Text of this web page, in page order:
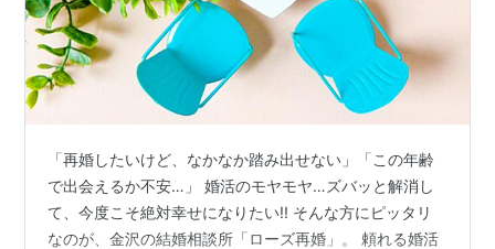
「再婚したいけど、なかなか踏み出せない」「この年齢
で出会えるか不安…」 婚活のモヤモヤ…ズバッと解消し
て、今度こそ絶対幸せになりたい!! そんな方にピッタリ
なのが、金沢の結婚相談所「ローズ再婚」。 頼れる婚活